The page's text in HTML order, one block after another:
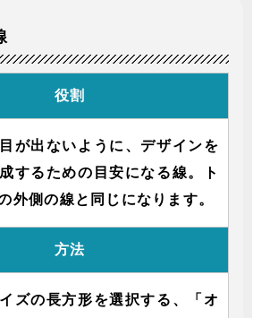
役割
が出ないように、デザインを
するための目安になる線。ト
外側の線と同じになります。
方法
ズの長方形を選択する、「オ